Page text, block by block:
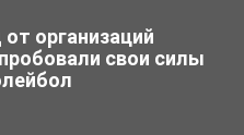
организаций
свои силы